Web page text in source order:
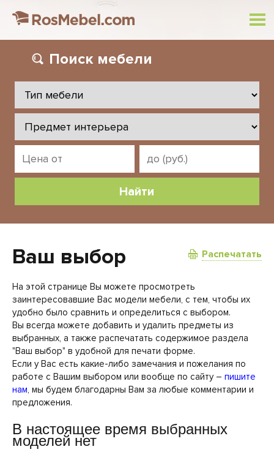
Поиск мебели
Распечатать
Ваш выбор
На этой странице Вы можете просмотреть
заинтересовавшие Вас модели мебели, с тем, чтобы их
удобно было сравнить и определиться с выбором.
Вы всегда можете добавить и удалить предметы из
выбранных, а также распечатать содержимое раздела
"Ваш выбор" в удобной для печати форме.
Если у Вас есть какие-либо замечания и пожелания по
работе с Вашим выбором или вообще по сайту – пишите
нам, мы будем благодарны Вам за любые комментарии и
предложения.
В настоящее время выбранных
моделей нет